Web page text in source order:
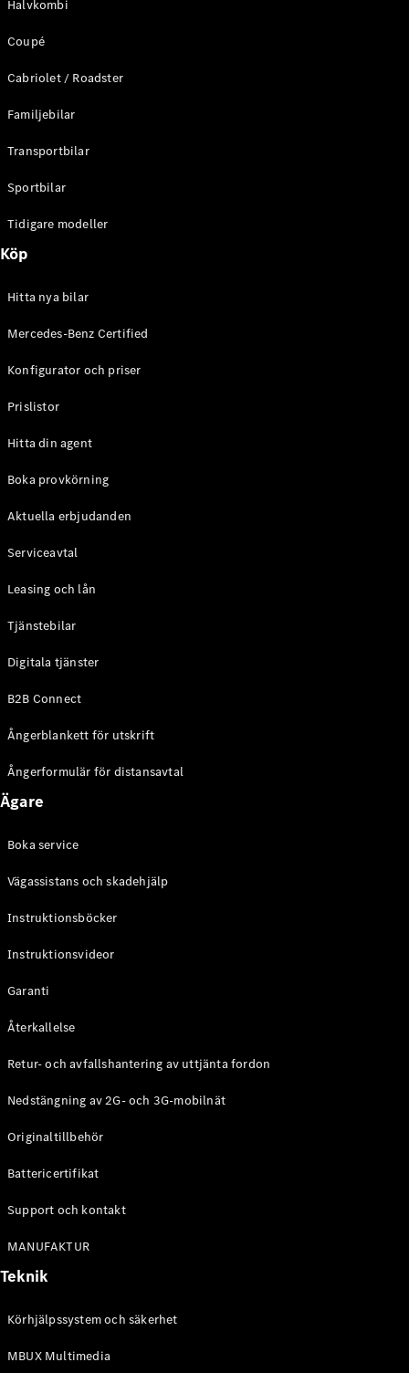
C-Klass
E-Klass
Kombi
E-Klass
Terrain
Konfigurator
Benz Online
A-Klass
Konfigurator
Mercedes-
Benz Online
Coupé
CLE Coupé
AMG GT
Mercedes-
Mercedes-
AMG GT
Coupé
Elektrisk
Konfigurator
Store
Cabriolet / Roadster
Cabriolet /
Mercedes-
Roadster
Halvkombi
Coupé
Cabriolet / Roadster
Familjebilar
Transportbilar
Sportbilar
Tidigare modeller
Köp
Hitta nya bilar
Mercedes-Benz Certified
Konfigurator och priser
Prislistor
Hitta din agent
Boka provkörning
Aktuella erbjudanden
Serviceavtal
Leasing och lån
Tjänstebilar
Digitala tjänster
B2B Connect
Ångerblankett för utskrift
Ångerformulär för distansavtal
Ägare
Boka service
Vägassistans och skadehjälp
Instruktionsböcker
Instruktionsvideor
Garanti
Återkallelse
Retur- och avfallshantering av uttjänta fordon
Nedstängning av 2G- och 3G-mobilnät
Originaltillbehör
Battericertifikat
Support och kontakt
MANUFAKTUR
Teknik
Körhjälpssystem och säkerhet
MBUX Multimedia